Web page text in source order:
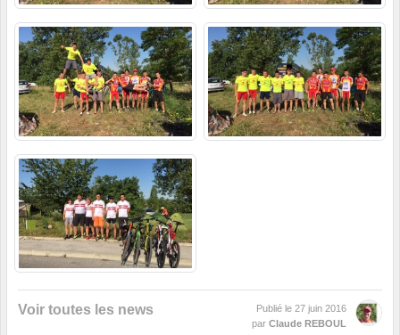
Voir toutes les news Publié le 27 juin 2016
par Claude REBOUL